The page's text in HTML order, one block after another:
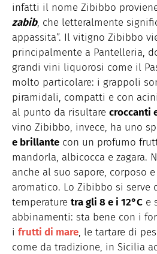
infatti il nome Zibibbo
zabib, che letteralmente
appassita”. Il vitigno Zibibbo
principalmente a Pantelleria,
grandi vini liquorosi come il
molto particolare: i grappoli
piramidali, compatti e con
al punto da risultare croccanti
vino Zibibbo, invece, ha uno
e brillante con un profumo
mandorla, albicocca e zagara.
anche al suo sapore, corposo
aromatico. Lo Zibibbo si serve
temperature tra gli 8 e i 12°C e
abbinamenti: sta bene con i
i frutti di mare, le tartare di
come da tradizione, in Sicilia